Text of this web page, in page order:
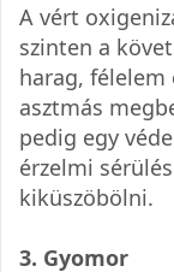
A vért
szinten a
harag, félelem
asztmás
pedig egy
érzelmi
kiküszöbölni.
3. Gyomor